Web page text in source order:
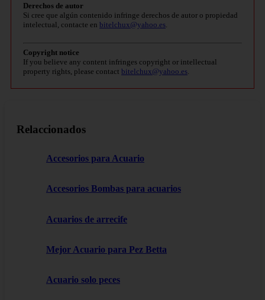
Derechos de autor
Si cree que algún contenido infringe derechos de autor o propiedad
intelectual, contacte en bitelchux@yahoo.es
Copyright notice
If you believe any content infringes copyright or intellectual
property rights, please contact bitelchux@yahoo.es
Relaccionados
Accesorios para Acuario
Accesorios Bombas para acuarios
Acuarios de arrecife
Mejor Acuario para Pez Betta
Acuario solo peces